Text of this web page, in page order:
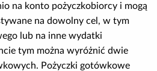
na konto pożyczkobiorcy i mogą
na dowolny cel, w tym
lub na inne wydatki
tym można wyróżnić dwie
Pożyczki gotówkowe